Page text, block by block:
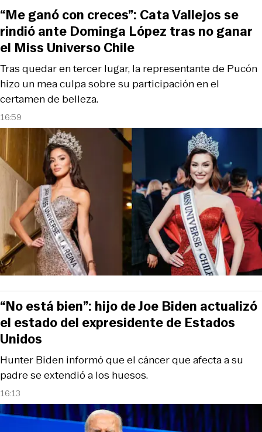
16:59
Tras quedar en tercer lugar, la representante de Pucón
hizo un mea culpa sobre su participación en el
certamen de belleza.
“Me ganó con creces”: Cata Vallejos se
rindió ante Dominga López tras no ganar
el Miss Universo Chile
16:13
Hunter Biden informó que el cáncer que afecta a su
padre se extendió a los huesos.
“No está bien”: hijo de Joe Biden actualizó
el estado del expresidente de Estados
Unidos